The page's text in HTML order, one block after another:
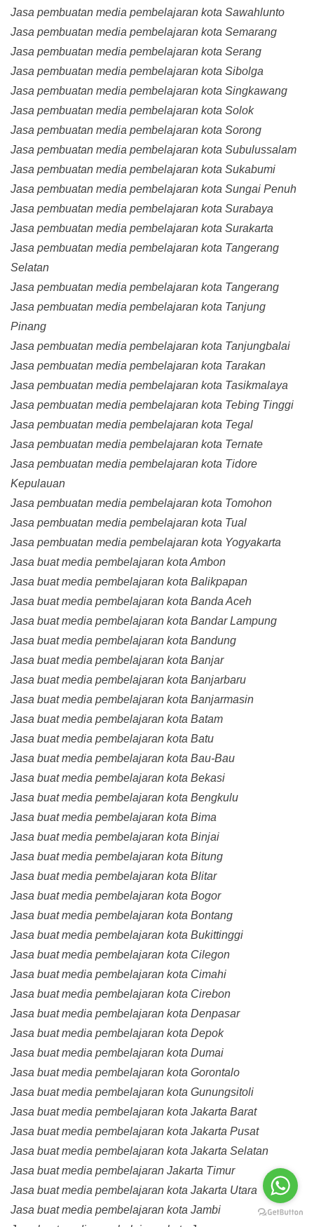
Jasa pembuatan media pembelajaran kota Sawahlunto
Jasa pembuatan media pembelajaran kota Semarang
Jasa pembuatan media pembelajaran kota Serang
Jasa pembuatan media pembelajaran kota Sibolga
Jasa pembuatan media pembelajaran kota Singkawang
Jasa pembuatan media pembelajaran kota Solok
Jasa pembuatan media pembelajaran kota Sorong
Jasa pembuatan media pembelajaran kota Subulussalam
Jasa pembuatan media pembelajaran kota Sukabumi
Jasa pembuatan media pembelajaran kota Sungai Penuh
Jasa pembuatan media pembelajaran kota Surabaya
Jasa pembuatan media pembelajaran kota Surakarta
Jasa pembuatan media pembelajaran kota Tangerang
Selatan
Jasa pembuatan media pembelajaran kota Tangerang
Jasa pembuatan media pembelajaran kota Tanjung
Pinang
Jasa pembuatan media pembelajaran kota Tanjungbalai
Jasa pembuatan media pembelajaran kota Tarakan
Jasa pembuatan media pembelajaran kota Tasikmalaya
Jasa pembuatan media pembelajaran kota Tebing Tinggi
Jasa pembuatan media pembelajaran kota Tegal
Jasa pembuatan media pembelajaran kota Ternate
Jasa pembuatan media pembelajaran kota Tidore
Kepulauan
Jasa pembuatan media pembelajaran kota Tomohon
Jasa pembuatan media pembelajaran kota Tual
Jasa pembuatan media pembelajaran kota Yogyakarta
Jasa buat media pembelajaran kota Ambon
Jasa buat media pembelajaran kota Balikpapan
Jasa buat media pembelajaran kota Banda Aceh
Jasa buat media pembelajaran kota Bandar Lampung
Jasa buat media pembelajaran kota Bandung
Jasa buat media pembelajaran kota Banjar
Jasa buat media pembelajaran kota Banjarbaru
Jasa buat media pembelajaran kota Banjarmasin
Jasa buat media pembelajaran kota Batam
Jasa buat media pembelajaran kota Batu
Jasa buat media pembelajaran kota Bau-Bau
Jasa buat media pembelajaran kota Bekasi
Jasa buat media pembelajaran kota Bengkulu
Jasa buat media pembelajaran kota Bima
Jasa buat media pembelajaran kota Binjai
Jasa buat media pembelajaran kota Bitung
Jasa buat media pembelajaran kota Blitar
Jasa buat media pembelajaran kota Bogor
Jasa buat media pembelajaran kota Bontang
Jasa buat media pembelajaran kota Bukittinggi
Jasa buat media pembelajaran kota Cilegon
Jasa buat media pembelajaran kota Cimahi
Jasa buat media pembelajaran kota Cirebon
Jasa buat media pembelajaran kota Denpasar
Jasa buat media pembelajaran kota Depok
Jasa buat media pembelajaran kota Dumai
Jasa buat media pembelajaran kota Gorontalo
Jasa buat media pembelajaran kota Gunungsitoli
Jasa buat media pembelajaran kota Jakarta Barat
Jasa buat media pembelajaran kota Jakarta Pusat
Jasa buat media pembelajaran kota Jakarta Selatan
Jasa buat media pembelajaran Jakarta Timur
Jasa buat media pembelajaran kota Jakarta Utara
Jasa buat media pembelajaran kota Jambi